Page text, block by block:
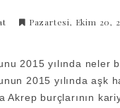
Pazartesi, Ekim 20,
2015 yılında neler
2015 yılında aşk
Akrep burçlarının